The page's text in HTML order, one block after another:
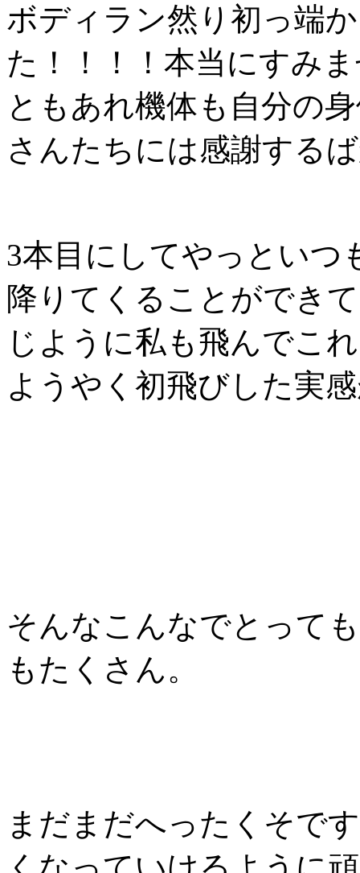
ボディラン然り初っ端
た！！！！本当にすみ
ともあれ機体も自分の
さんたちには感謝する
3本目にしてやっといつ
降りてくることができ
じように私も飛んでこ
ようやく初飛びした実
そんなこんなでとって
もたくさん。
まだまだへったくそで